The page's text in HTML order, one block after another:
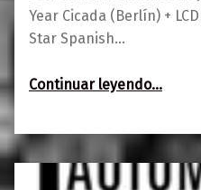
Year Cicada (Berlín) +
Star Spanish…
Continuar leyendo“Agenda del 9 al 11 de mayo: Casi San Isidro”
…